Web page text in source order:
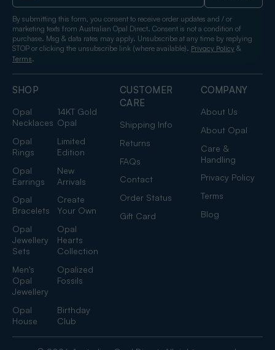
SHOP
Opal
Necklaces
14KT Gold
Opal
Opal
Rings
Limited
Edition
Opal
Earrings
New
Arrivals
Opal
Bracelets
Create
Your Own
Opal
Jewellery
Sets
Opal
Hearts
Collection
Men's
Opal
Jewellery
Opalized
Fossils
Opal
House
Birthday
Club
CUSTOMER
CARE
Shipping Info
Returns
FAQs
Contact
Order Status
Gift Card
COMPANY
About Us
About Opal
Care &
Handling
Privacy Policy
Terms
Blog
By submitting this form, you consent to receive order updates and / or
marketing texts from Australian Opal Direct. Consent is not a condition of
purchase. Msg & data rates may apply. Unsubscribe at any time by replying
STOP or clicking the unsubscribe link (where available). Privacy Policy &
Terms.